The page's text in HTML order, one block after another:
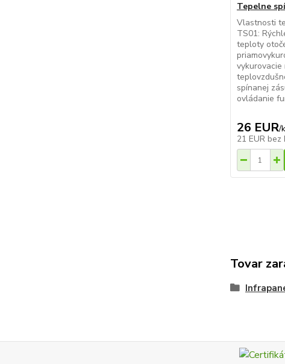
Tepelne
Vlastnosti
TS01:
teploty
vykurovacie
spínanej
ovládanie
26 EUR/
21 EUR bez
Tovar